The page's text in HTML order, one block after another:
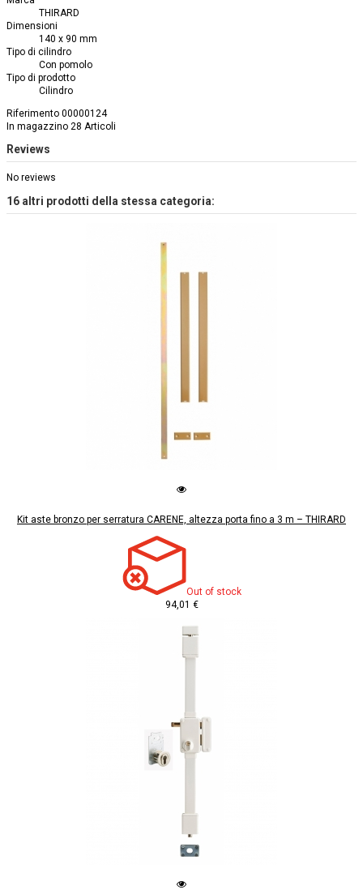
THIRARD
Dimensioni
140 x 90 mm
Tipo di cilindro
Con pomolo
Tipo di prodotto
Cilindro
Riferimento 00000124
In magazzino 28 Articoli
Reviews
No reviews
16 altri prodotti della stessa categoria:
Kit aste bronzo per serratura CARENE, altezza porta fino a 3 m – THIRARD
Out of stock
94,01 €